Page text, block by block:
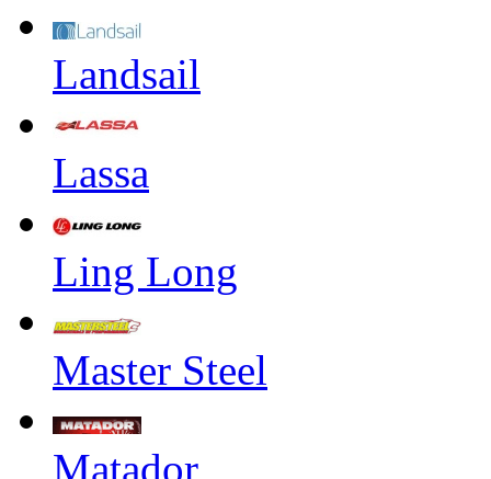
Landsail
Lassa
Ling Long
Master Steel
Matador